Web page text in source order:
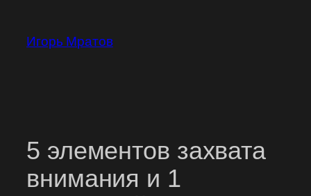
содержимому
Игорь Мратов
5 элементов захвата
внимания и 1